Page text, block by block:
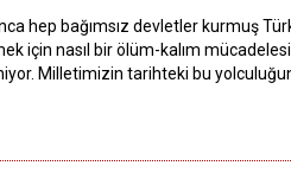
hep bağımsız devletler kurmuş
için nasıl bir ölüm-kalım
Milletimizin tarihteki bu